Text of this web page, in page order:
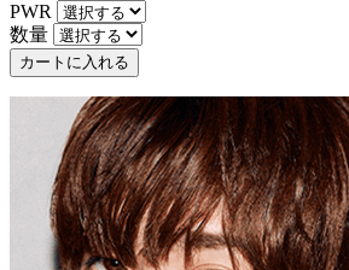
PWR
数量
カートに入れる